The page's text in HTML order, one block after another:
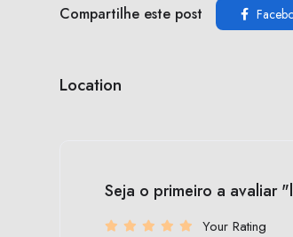
Compartilhe este post
Location
Seja o primeiro a avaliar
Your Rating